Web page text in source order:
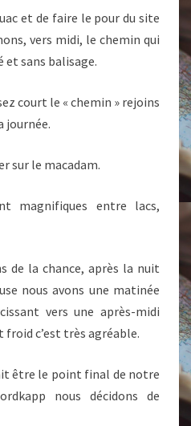
et de faire le pour du site
vers midi, le chemin qui
et sans balisage.
court le « chemin » rejoins
journée.
sur le macadam.
magnifiques entre lacs,
de la chance, après la nuit
nous avons une matinée
vers une après-midi
c’est très agréable.
être le point final de notre
nous décidons de